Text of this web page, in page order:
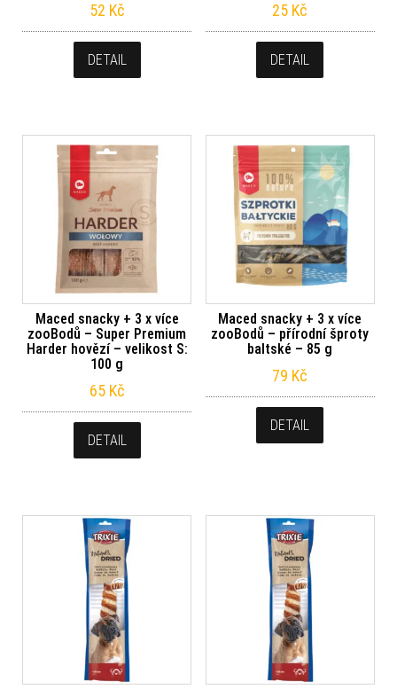
52 Kč
DETAIL
25 Kč
DETAIL
Maced snacky + 3 x více
zooBodů – Super Premium
Harder hovězí – velikost S:
100 g
65 Kč
DETAIL
Maced snacky + 3 x více
zooBodů – přírodní šproty
baltské – 85 g
79 Kč
DETAIL